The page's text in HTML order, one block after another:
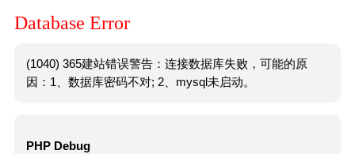
Database Error
(1040) 365建站错误警告：连接数据库失败，可能的原
因：1、数据库密码不对; 2、mysql未启动。
PHP Debug